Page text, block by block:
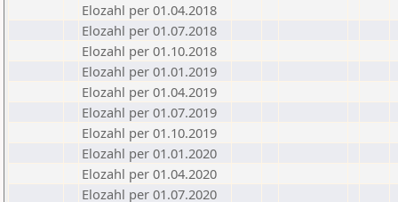
Elozahl per 01.04.2018
Elozahl per 01.07.2018
Elozahl per 01.10.2018
Elozahl per 01.01.2019
Elozahl per 01.04.2019
Elozahl per 01.07.2019
Elozahl per 01.10.2019
Elozahl per 01.01.2020
Elozahl per 01.04.2020
Elozahl per 01.07.2020